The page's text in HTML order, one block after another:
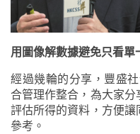
用圖像解數據避免只看單
經過幾輪的分享，豐盛
合管理作整合，為大家
評估所得的資料，方便
參考。